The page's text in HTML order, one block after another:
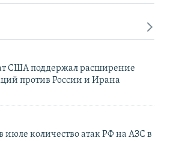
США поддержал расширение
против России и Ирана
июле количество атак РФ на АЗС в